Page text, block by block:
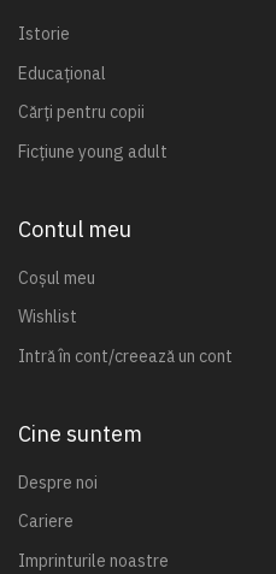
Istorie
Educațional
Cărți pentru copii
Ficțiune young adult
Contul meu
Coșul meu
Wishlist
Intră în cont/creează un cont
Cine suntem
Despre noi
Cariere
Imprinturile noastre